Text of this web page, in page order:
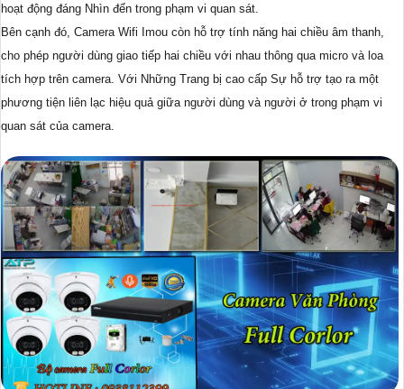
hoạt động đáng Nhìn đến trong phạm vi quan sát.
Bên cạnh đó, Camera Wifi Imou còn hỗ trợ tính năng hai chiều âm thanh,
cho phép người dùng giao tiếp hai chiều với nhau thông qua micro và loa
tích hợp trên camera. Với Những Trang bị cao cấp Sự hỗ trợ tạo ra một
phương tiện liên lạc hiệu quả giữa người dùng và người ở trong phạm vi
quan sát của camera.